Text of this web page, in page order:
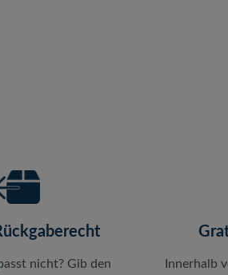
nicht? Gib den
Innerhalb